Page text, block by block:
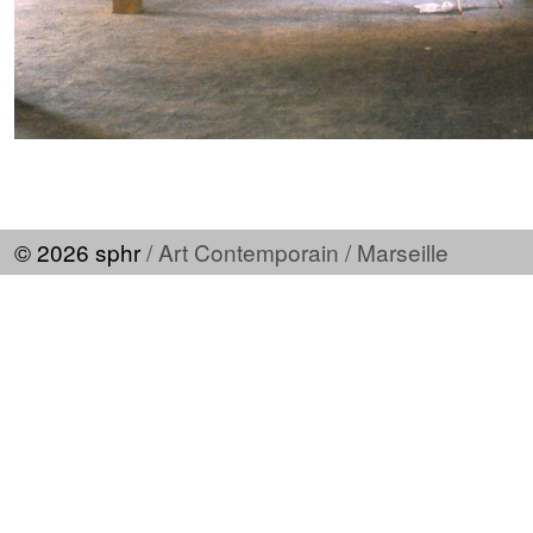
© 2026 sphr/ Art Contemporain / Marseille